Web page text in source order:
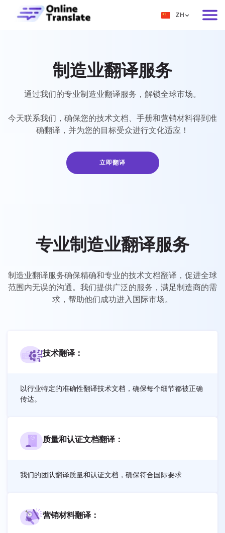
ZH
IT
ES
PT
JA
制造业翻译服务
通过我们的专业制造业翻译服务，解锁全球市场。
今天联系我们，确保您的技术文档、手册和营销材料得到准
确翻译，并为您的目标受众进行文化适应！
立即翻译
专业制造业翻译服务
制造业翻译服务确保精确和专业的技术文档翻译，促进全球
范围内无误的沟通。我们提供广泛的服务，满足制造商的需
求，帮助他们成功进入国际市场。
技术翻译：
以行业特定的准确性翻译技术文档，确保每个细节都被正确
传达。
质量和认证文档翻译：
我们的团队翻译质量和认证文档，确保符合国际要求
营销材料翻译：